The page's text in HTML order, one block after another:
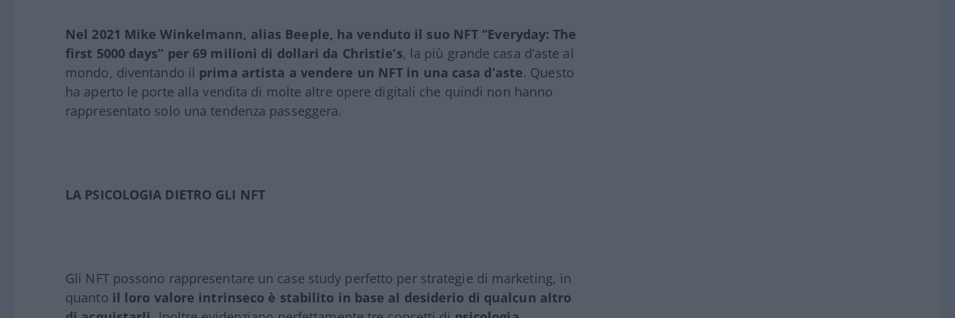
Nel 2021 Mike Winkelmann, alias Beeple, ha venduto il suo NFT “Everyday: The
first 5000 days” per 69 milioni di dollari da Christie’s, la più grande casa d’aste al
mondo, diventando il prima artista a vendere un NFT in una casa d’aste. Questo
ha aperto le porte alla vendita di molte altre opere digitali che quindi non hanno
rappresentato solo una tendenza passeggera.
LA PSICOLOGIA DIETRO GLI NFT
Gli NFT possono rappresentare un case study perfetto per strategie di marketing, in
quanto il loro valore intrinseco è stabilito in base al desiderio di qualcun altro